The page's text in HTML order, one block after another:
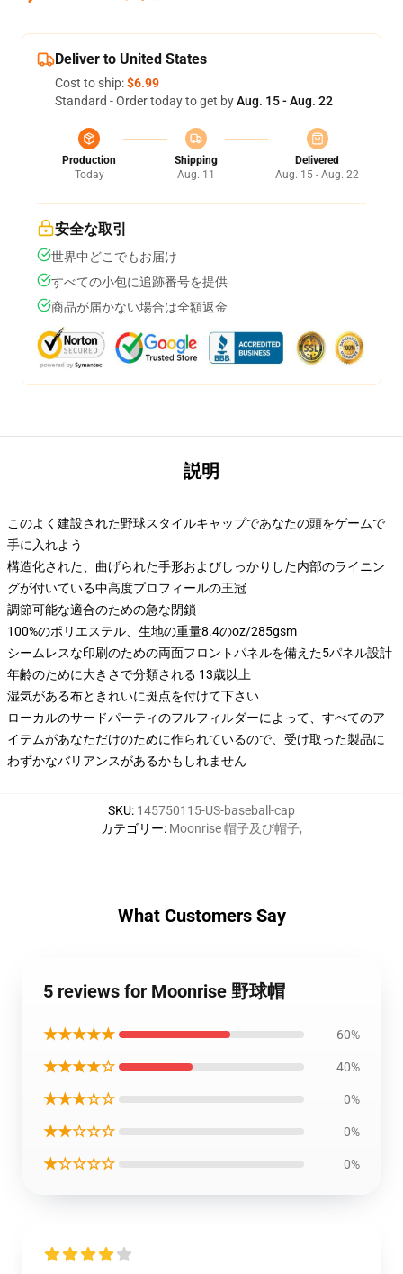
Deliver to United States
Cost to ship:$6.99
Standard - Order today to get byAug. 15 - Aug. 22
Production
Today
Shipping
Aug. 11
Delivered
Aug. 15 - Aug. 22
安全な取引
世界中どこでもお届け
すべての小包に追跡番号を提供
商品が届かない場合は全額返金
説明
このよく建設された野球スタイルキャップであなたの頭をゲームで
手に入れよう
構造化された、曲げられた手形およびしっかりした内部のライニン
グが付いている中高度プロフィールの王冠
調節可能な適合のための急な閉鎖
100%のポリエステル、生地の重量8.4のoz/285gsm
シームレスな印刷のための両面フロントパネルを備えた5パネル設計
年齢のために大きさで分類される 13歳以上
湿気がある布ときれいに斑点を付けて下さい
ローカルのサードパーティのフルフィルダーによって、すべてのア
イテムがあなただけのために作られているので、受け取った製品に
わずかなバリアンスがあるかもしれません
SKU: 145750115-US-baseball-cap
カテゴリー: Moonrise 帽子及び帽子,
What Customers Say
5 reviews for Moonrise 野球帽
★★★★★ 60%
★★★★☆ 40%
★★★☆☆ 0%
★★☆☆☆ 0%
★☆☆☆☆ 0%